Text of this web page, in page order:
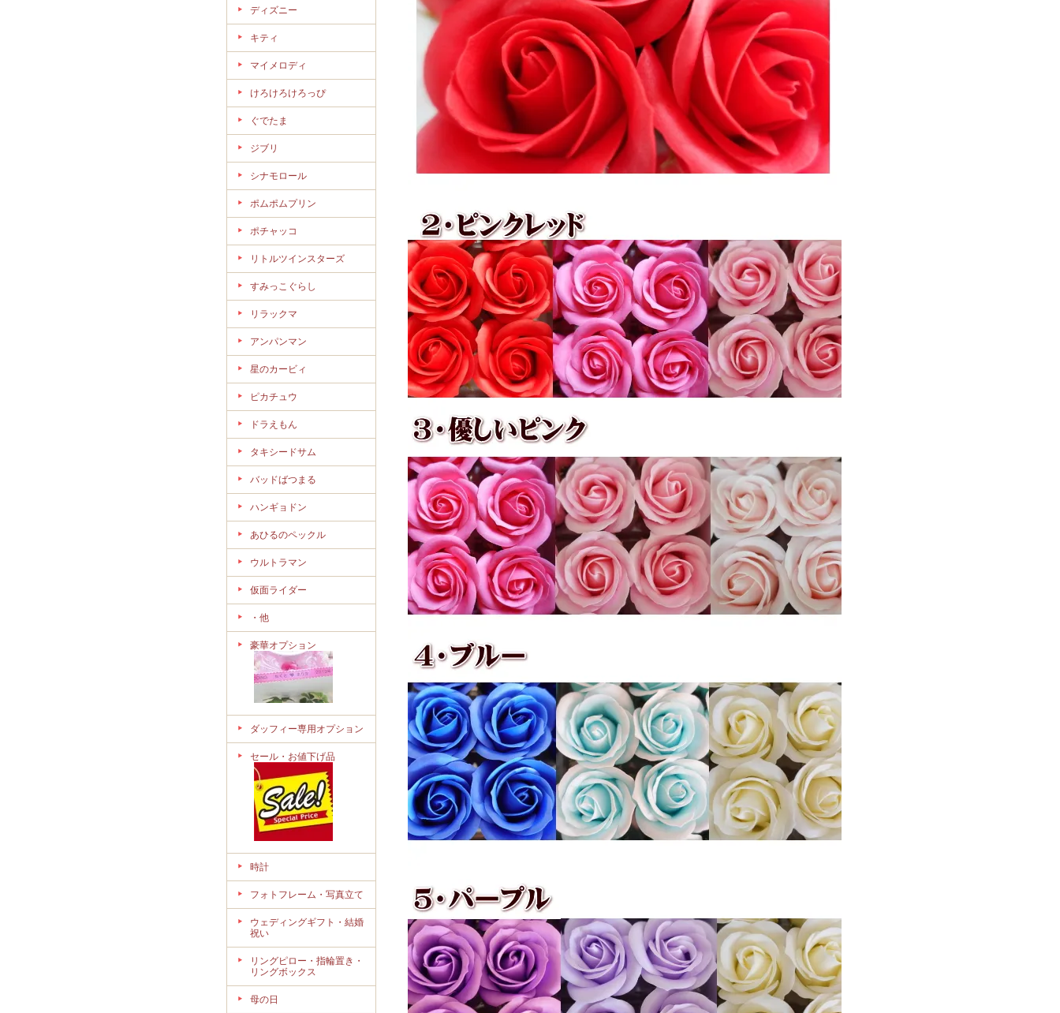
ディズニー
キティ
マイメロディ
けろけろけろっぴ
ぐでたま
ジブリ
シナモロール
ポムポムプリン
ポチャッコ
リトルツインスターズ
すみっこぐらし
リラックマ
アンパンマン
星のカービィ
ピカチュウ
ドラえもん
タキシードサム
バッドばつまる
ハンギョドン
あひるのペックル
ウルトラマン
仮面ライダー
・他
豪華オプション
ダッフィー専用オプション
セール・お値下げ品
時計
フォトフレーム・写真立て
ウェディングギフト・結婚
祝い
リングピロー・指輪置き・
リングボックス
母の日